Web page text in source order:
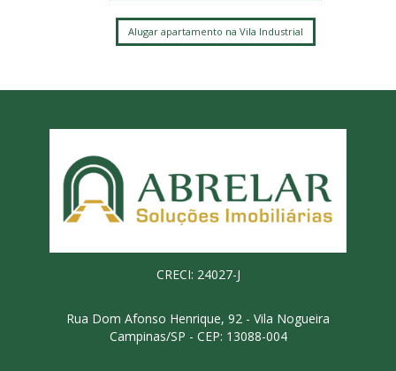
Alugar apartamento na Vila Industrial
CRECI: 24027-J
Rua Dom Afonso Henrique, 92 - Vila Nogueira
Campinas/SP - CEP: 13088-004